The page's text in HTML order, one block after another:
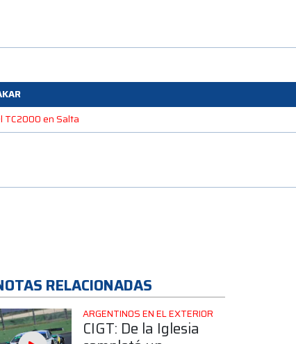
TC2000 en Salta
RELACIONADAS
ARGENTINOS EN EL EXTERIOR
CIGT: De la Iglesia